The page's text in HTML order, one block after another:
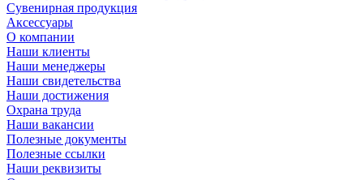
Сувенирная продукция
Аксессуары
О компании
Наши клиенты
Наши менеджеры
Наши свидетельства
Наши достижения
Охрана труда
Наши вакансии
Полезные документы
Полезные ссылки
Наши реквизиты